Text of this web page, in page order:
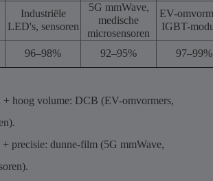
Industriële
LED's, sensoren
5G mmWave,
medische
microsensoren
EV-
IGBT-
96–98% 92–95% 97–99%
+ hoog volume: DCB (EV-omvormers,
precisie: dunne-film (5G mmWave,